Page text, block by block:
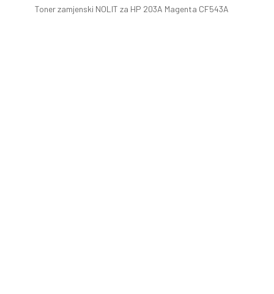
Toner zamjenski NOLIT za HP 203A Magenta CF543A